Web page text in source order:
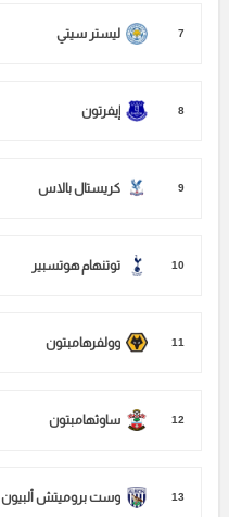
7 ليستر سيتي
8 إيفرتون
9 كريستال بالاس
10 توتنهام هوتسبير
11 وولفرهامبتون
12 ساوثهامبتون
13 وست بروميتش ألبيون